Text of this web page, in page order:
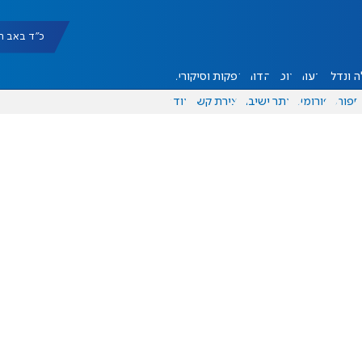
כ"ד באב תשפ"ו
ונדל"ן דעות אוכל יהדות הפקות וסיקורים
ספורט פורומים אתר ישיבה יצירת קשר עוד